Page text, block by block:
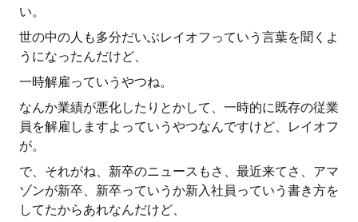
い。
世の中の人も多分だいぶレイオフっていう言葉を聞くよ
うになったんだけど、
一時解雇っていうやつね。
なんか業績が悪化したりとかして、一時的に既存の従業
員を解雇しますよっていうやつなんですけど、レイオフ
が。
で、それがね、新卒のニュースもさ、最近来てさ、アマ
ゾンが新卒、新卒っていうか新入社員っていう書き方を
してたからあれなんだけど、